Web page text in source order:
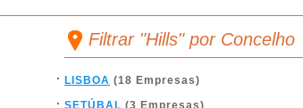
Filtrar "Hills" por Concelho
LISBOA (18 Empresas)
SETÚBAL (3 Empresas)